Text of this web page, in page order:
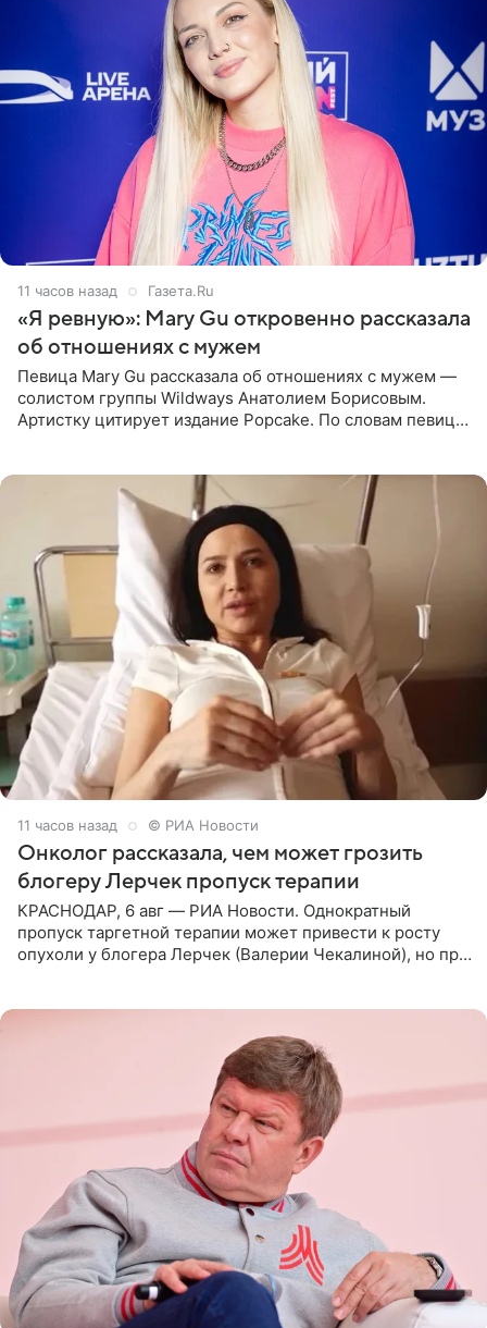
11 часов назад Газета.Ru
«Я ревную»: Mary Gu откровенно рассказала
об отношениях с мужем
Певица Mary Gu рассказала об отношениях с мужем —
солистом группы Wildways Анатолием Борисовым.
Артистку цитирует издание Popcake. По словам певицы,
11 часов назад © РИА Новости
Онколог рассказала, чем может грозить
блогеру Лерчек пропуск терапии
КРАСНОДАР, 6 авг — РИА Новости. Однократный
пропуск таргетной терапии может привести к росту
опухоли у блогера Лерчек (Валерии Чекалиной), но при